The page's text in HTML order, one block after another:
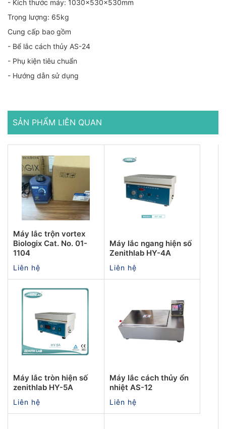
- Kích thước máy: 1030×530×530mm
Trọng lượng: 65kg
Cung cấp bao gồm
- Bể lắc cách thủy AS-24
- Phụ kiện tiêu chuẩn
- Hướng dẫn sử dụng
SẢN PHẨM LIÊN QUAN
Máy lắc trộn vortex
Biologix Cat. No. 01-
1104
Liên hệ
Máy lắc ngang hiện số
Zenithlab HY-4A
Liên hệ
Máy lắc tròn hiện số
zenithlab HY-5A
Liên hệ
Máy lắc cách thủy ổn
nhiệt AS-12
Liên hệ